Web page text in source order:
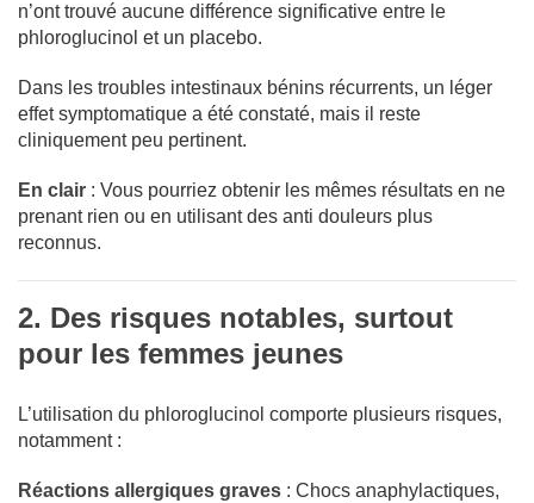
n’ont trouvé aucune différence significative entre le
phloroglucinol et un placebo.
Dans les troubles intestinaux bénins récurrents, un léger
effet symptomatique a été constaté, mais il reste
cliniquement peu pertinent.
En clair : Vous pourriez obtenir les mêmes résultats en ne
prenant rien ou en utilisant des anti douleurs plus
reconnus.
2. Des risques notables, surtout
pour les femmes jeunes
L’utilisation du phloroglucinol comporte plusieurs risques,
notamment :
Réactions allergiques graves : Chocs anaphylactiques,